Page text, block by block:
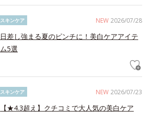
NEW 2026/07/28
スキンケア
日差し強まる夏のピンチに！美白ケアアイテ
ム5選
NEW 2026/07/23
スキンケア
【★4.3超え】クチコミで大人気の美白ケア